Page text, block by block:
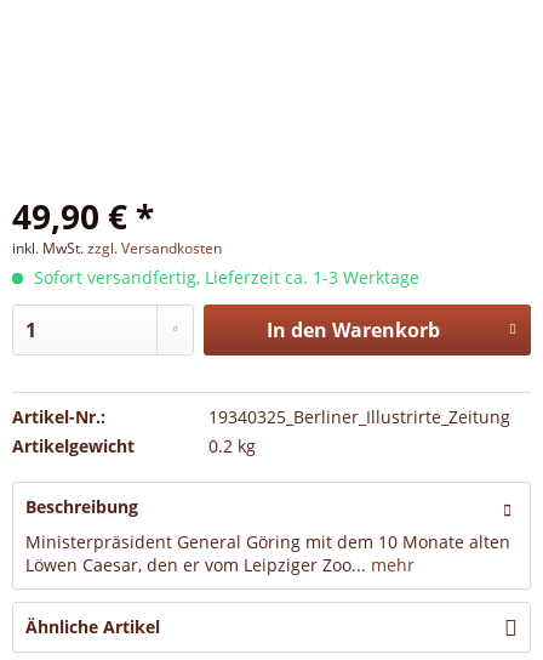
49,90 € *
inkl. MwSt.zzgl. Versandkosten
Sofort versandfertig, Lieferzeit ca. 1-3 Werktage
In den Warenkorb
Artikel-Nr.:
19340325_Berliner_Illustrirte_Zeitung
Artikelgewicht
0.2 kg
Beschreibung
Ministerpräsident General Göring mit dem 10 Monate alten
Löwen Caesar, den er vom Leipziger Zoo... mehr
Ähnliche Artikel